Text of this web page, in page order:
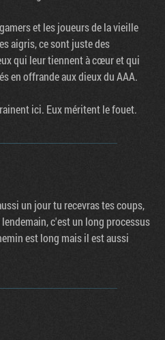
et les joueurs de la vieille
aigris, ce sont juste des
qui leur tiennent à cœur et qui
en offrande aux dieux du AAA.
ici. Eux méritent le fouet.
un jour tu recevras tes coups,
c'est un long processus
est long mais il est aussi